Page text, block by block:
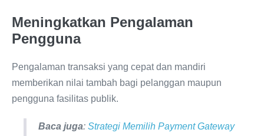
Meningkatkan Pengalaman
Pengguna
Pengalaman transaksi yang cepat dan mandiri
memberikan nilai tambah bagi pelanggan maupun
pengguna fasilitas publik.
Baca juga: Strategi Memilih Payment Gateway